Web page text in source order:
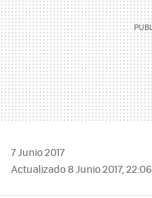
7 Junio 2017
Actualizado 8 Junio 2017, 22:06